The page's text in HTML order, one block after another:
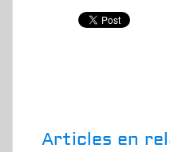
Articles en